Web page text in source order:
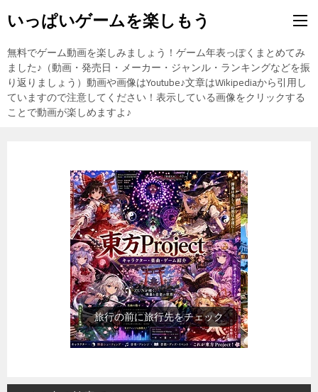
いっぱいゲームを楽しもう
無料でゲーム動画を楽しみましょう！ゲーム年表っぽくまとめてみ
ました♪（動画・発売日・メーカー・ジャンル・ランキングなどを振
り返りましょう）動画や画像はYoutube♪文章はWikipediaから引用し
ていますので注意してください！表示している画像をクリックする
ことで動画が楽しめますよ♪
旅行の前に旅行先をチェック